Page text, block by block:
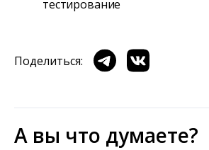
тестирование
Поделиться:
А вы что думаете?